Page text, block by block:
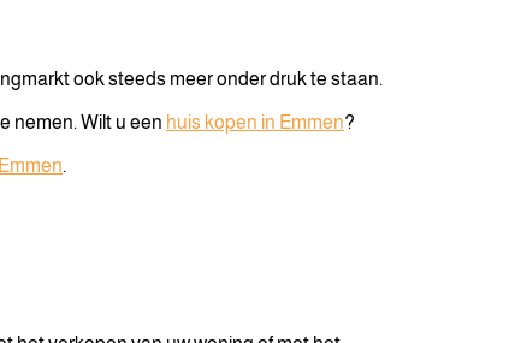
ook steeds meer onder druk te staan.
nemen. Wilt u een huis kopen in Emmen?
.